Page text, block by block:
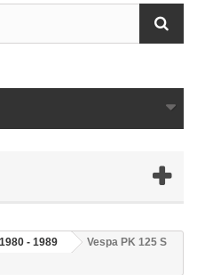
- 1989
Vespa PK 125 S